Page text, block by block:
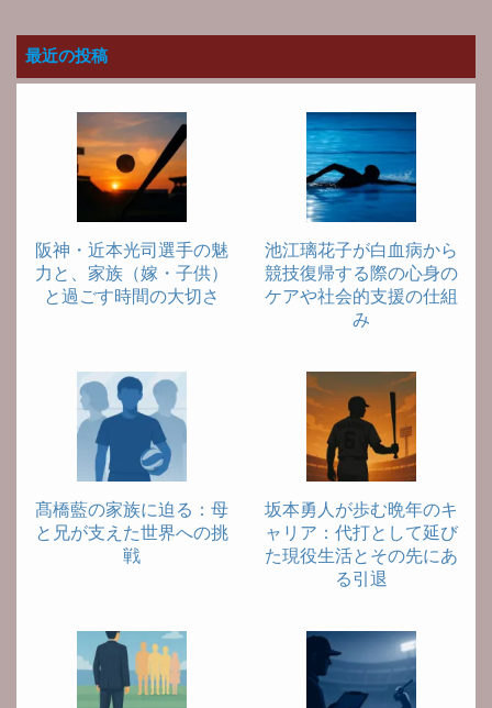
最近の投稿
阪神・近本光司選手の魅
力と、家族（嫁・子供）
と過ごす時間の大切さ
池江璃花子が白血病から
競技復帰する際の心身の
ケアや社会的支援の仕組
み
髙橋藍の家族に迫る：母
と兄が支えた世界への挑
戦
坂本勇人が歩む晩年のキ
ャリア：代打として延び
た現役生活とその先にあ
る引退